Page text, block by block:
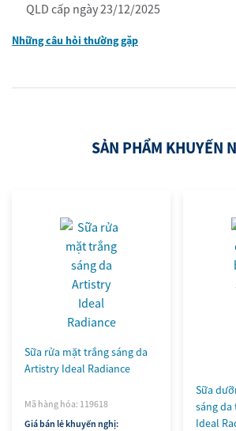
QLD cấp ngày 23/12/2025
Những câu hỏi thường gặp
SẢN PHẨM KHUYẾN
Sữa rửa mặt trắng sáng da
Artistry Ideal Radiance
Mã hàng hóa: 119618
Giá bán lẻ khuyến nghị:
Sữa
sáng
Ideal